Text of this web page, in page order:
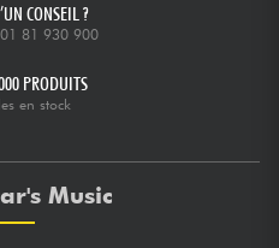
CONSEIL ?
01 81 930 900
PRODUITS
en stock
Music